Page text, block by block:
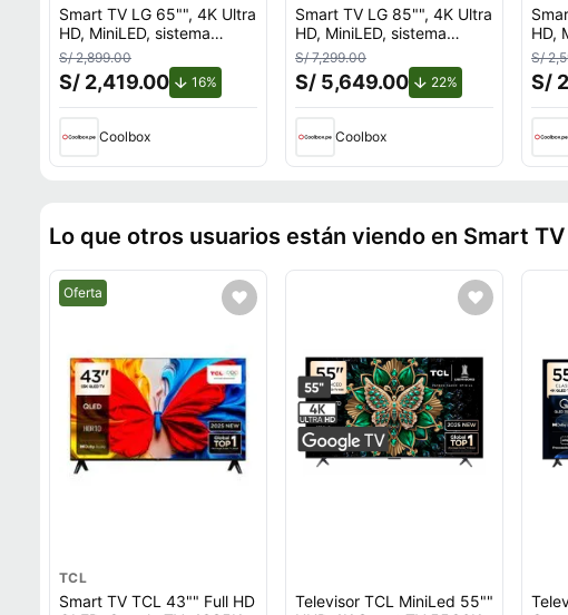
Smart TV LG 65"", 4K Ultra
HD, MiniLED, sistema
webOS integrado,
65QNED80BSG, 2026
S/ 2,899.00
S/ 2,419.00 16% de descuento.
Coolbox
Smart TV LG 85"", 4K Ultra
HD, MiniLED, sistema
webOS integrado,
85QNED70BSA, 2026
S/ 7,299.00
S/ 5,649.00 22% de descuento.
Coolbox
HD,
S/
S/
Lo que otros usuarios están viendo en Smart TV
Mejor precio.
Oferta
TCL
Smart TV TCL 43"" Full HD
Televisor TCL MiniLed 55""